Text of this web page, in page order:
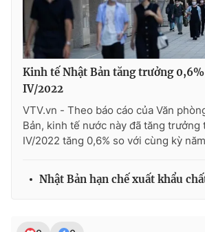
® Cấm sao chép dưới mọi hình thức nếu
thuận bằng văn bản. Ghi rõ nguồn VTV.vn
thông tin từ website này.
Kinh tế Nhật Bản tăng trưởng
IV/2022
VTV.vn - Theo báo cáo của Văn
Bản, kinh tế nước này đã tăng trưởng
IV/2022 tăng 0,6% so với cùng kỳ
Nhật Bản hạn chế xuất khẩu